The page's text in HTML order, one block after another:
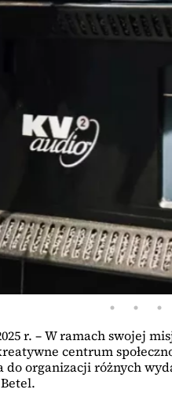
r. – W ramach swojej
centrum
organizacji różnych